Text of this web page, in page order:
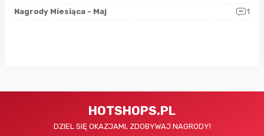
Nagrody Miesiąca - Maj
1
HOTSHOPS.PL
DZIEL SIĘ OKAZJAMI, ZDOBYWAJ NAGRODY!